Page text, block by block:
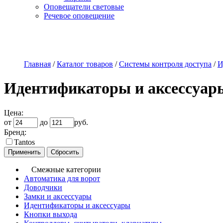
Оповещатели световые
Речевое оповещение
Главная /Каталог товаров /Системы контроля доступа /
Идентификаторы и
Цена:
от
до
руб.
Бренд:
Tantos
Смежные категории
Автоматика для ворот
Доводчики
Замки и аксессуары
Идентификаторы и аксессуары
Кнопки выхода